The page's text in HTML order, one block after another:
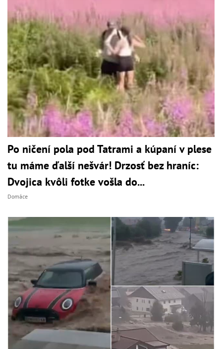
Po ničení pola pod Tatrami a kúpaní v plese
tu máme ďalší nešvár! Drzosť bez hraníc:
Dvojica kvôli fotke vošla do...
Domáce